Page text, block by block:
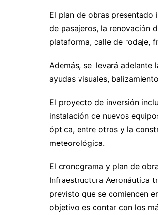
El plan de obras presentado
de pasajeros, la renovación
plataforma, calle de rodaje,
Además, se llevará
ayudas visuales,
El proyecto de inversión
instalación de nuevos
óptica, entre otros y la
meteorológica.
El cronograma y plan de
Infraestructura Aeronáutica
previsto que se comiencen
objetivo es contar con los